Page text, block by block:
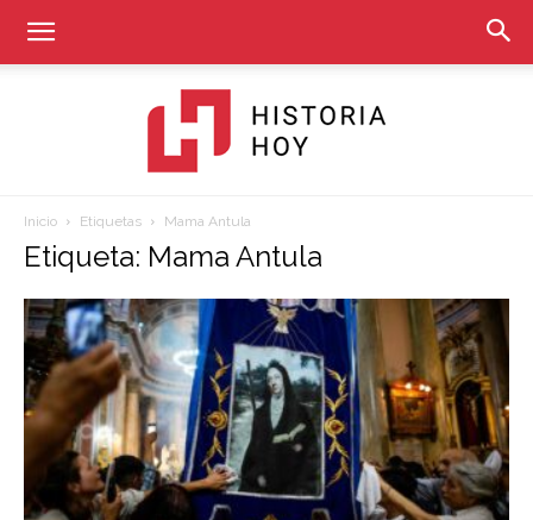
Hoy
Inicio Etiquetas Mama Antula
Etiqueta: Mama Antula